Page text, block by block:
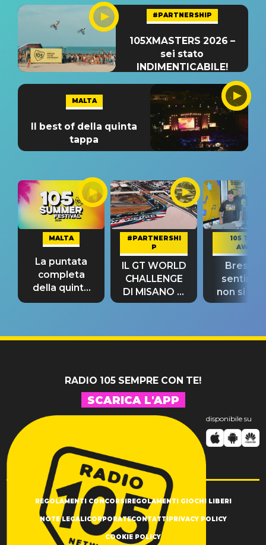
#PARTNERSHIP
105XMASTERS 2026 –
sei stato
INDIMENTICABILE!
MALTA
Il best of della quinta
tappa
MALTA
La puntata
completa
della quinta
tappa
#PARTNERSHI
P
IL GT WORLD
CHALLENGE
DI MISANO si
riconferma
105 TAKE
AWAY
Bresh:
non si
fino alla
RADIO 105 SEMPRE CON TE!
SCARICA L'APP
disponibile su
REGOLAMENTI CONCORSIREGOLAMENTI GIOCHI LIBERI
NOTE LEGALICORPORATECONTATTIPRIVACY POLICY
COOKIE POLICY